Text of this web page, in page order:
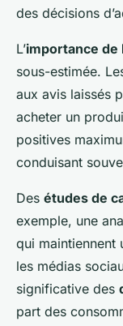
des décisions
L’importance de
sous-estimée.
aux avis laissés
acheter un
positives
conduisant
Des études de
exemple, une
qui maintiennent
les médias
significative des
part des